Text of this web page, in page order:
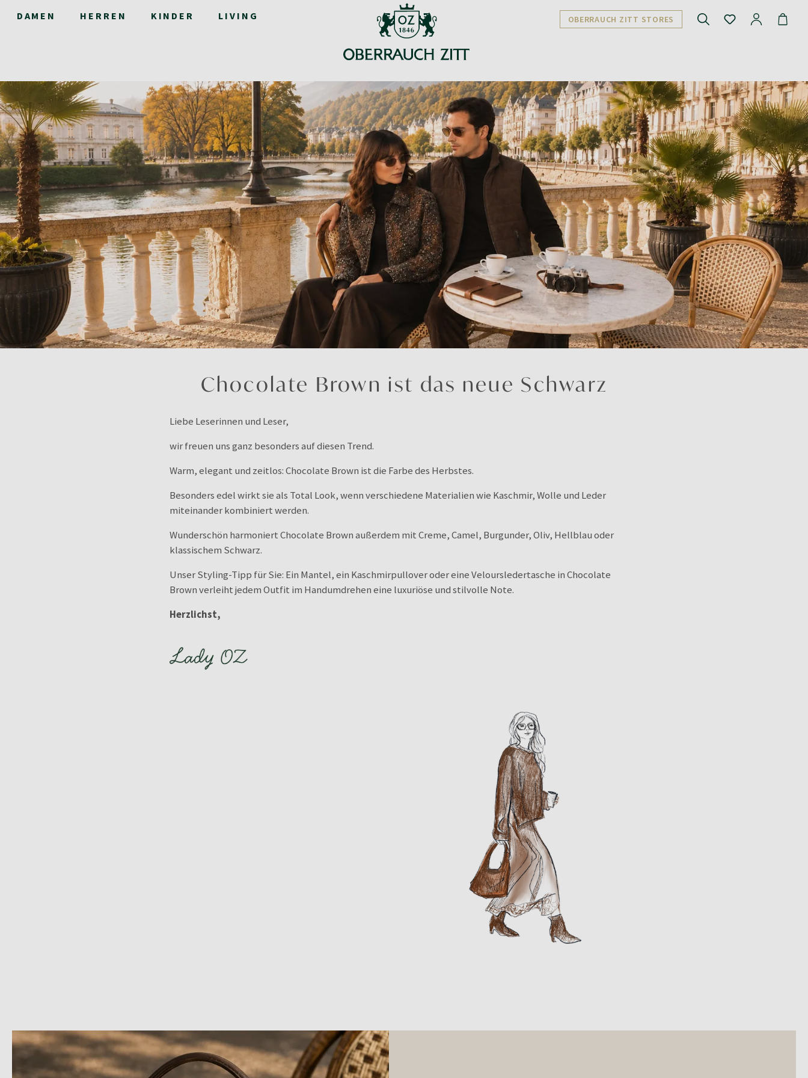
DAMEN HERREN KINDER LIVING OBERRAUCH ZITT STORES
Chocolate Brown ist das neue Schwarz
Liebe Leserinnen und Leser,
wir freuen uns ganz besonders auf diesen Trend.
Warm, elegant und zeitlos: Chocolate Brown ist die Farbe des Herbstes.
Besonders edel wirkt sie als Total Look, wenn verschiedene Materialien wie Kaschmir, Wolle und Leder
miteinander kombiniert werden.
Wunderschön harmoniert Chocolate Brown außerdem mit Creme, Camel, Burgunder, Oliv, Hellblau oder
klassischem Schwarz.
Unser Styling-Tipp für Sie: Ein Mantel, ein Kaschmirpullover oder eine Veloursledertasche in Chocolate
Brown verleiht jedem Outfit im Handumdrehen eine luxuriöse und stilvolle Note.
Herzlichst,